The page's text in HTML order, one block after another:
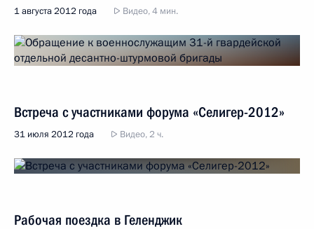
1 августа 2012 года Видео, 4 мин.
Встреча с участниками форума «Селигер-2012»
31 июля 2012 года Видео, 2 ч.
Рабочая поездка в Геленджик